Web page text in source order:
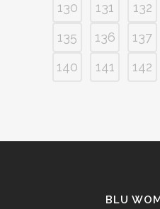
130
131 132
135
136 137
140
141 142
BLU